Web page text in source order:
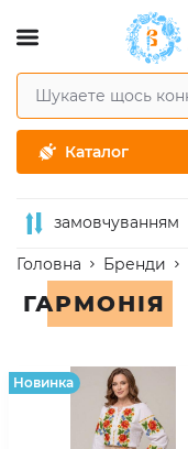
Каталог
замовчуванням
Головна Бренди
ГАРМОНІЯ
Hовинка